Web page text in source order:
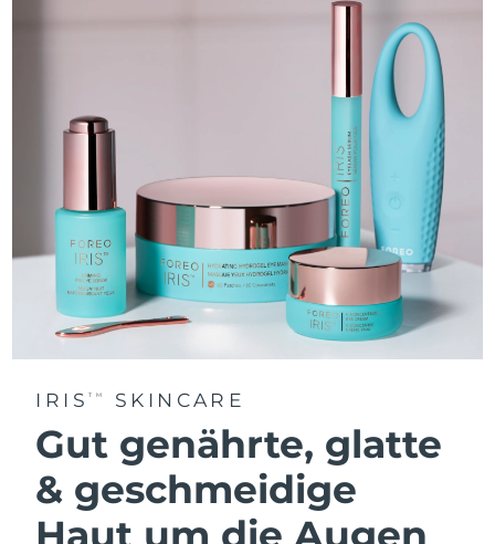
IRISTM SKINCARE
Gut genährte, glatte
& geschmeidige
Haut um die Augen